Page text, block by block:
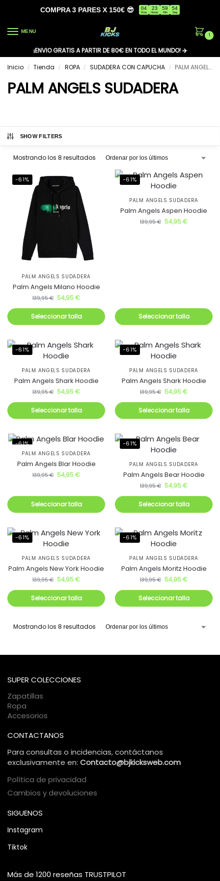
COMPRA 3 PARES X 150€ 😎 04
Días
23
Horas
59
Min
54
Seg
MENU
1
¡ENVIO GRATIS A PARTIR DE 80€ EN TODO EL MUNDO! ✈️
Inicio
/ Tienda / ROPA / SUDADERA CON CAPUCHA / PALM ANGELS SUDADERA
PALM ANGELS SUDADERA
SHOW FILTERS
Mostrando los 8 resultados
-61%
PALM ANGELS SUDADERA
Palm Angels Milano Hoodie
139,95€ 54,95€
Seleccionar talla
-61%
PALM ANGELS SUDADERA
Palm Angels Aspen Hoodie
139,95€ 54,95€
Seleccionar talla
-61%
PALM ANGELS SUDADERA
Palm Angels Shark Hoodie
139,95€ 54,95€
Seleccionar talla
-61%
PALM ANGELS SUDADERA
Palm Angels Shark Hoodie
139,95€ 54,95€
Seleccionar talla
-61%
PALM ANGELS SUDADERA
Palm Angels Blar Hoodie
139,95€ 54,95€
Seleccionar talla
-61%
PALM ANGELS SUDADERA
Palm Angels Bear Hoodie
139,95€ 54,95€
Seleccionar talla
-61%
PALM ANGELS SUDADERA
Palm Angels New York Hoodie
139,95€ 54,95€
Seleccionar talla
-61%
PALM ANGELS SUDADERA
Palm Angels Moritz Hoodie
139,95€ 54,95€
Seleccionar talla
Mostrando los 8 resultados
SUPER COLECCIONES
Zapatillas
Ropa
Accesorios
CONTACTANOS
Para consultas o incidencias, contáctanos
exclusivamente en: Contacto@bjkicksweb.com
Política de privacidad
Cambios y devoluciones
SIGUENOS
Instagram
Tiktok
Más de 1200 reseñas TRUSTPILOT